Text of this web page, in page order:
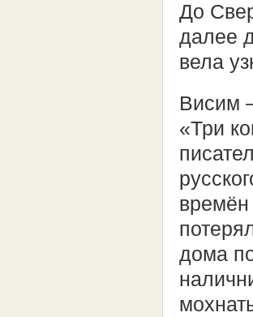
До
далее
вела
Висим
«Три
дома